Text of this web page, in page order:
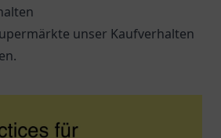
unser Kaufverhalten